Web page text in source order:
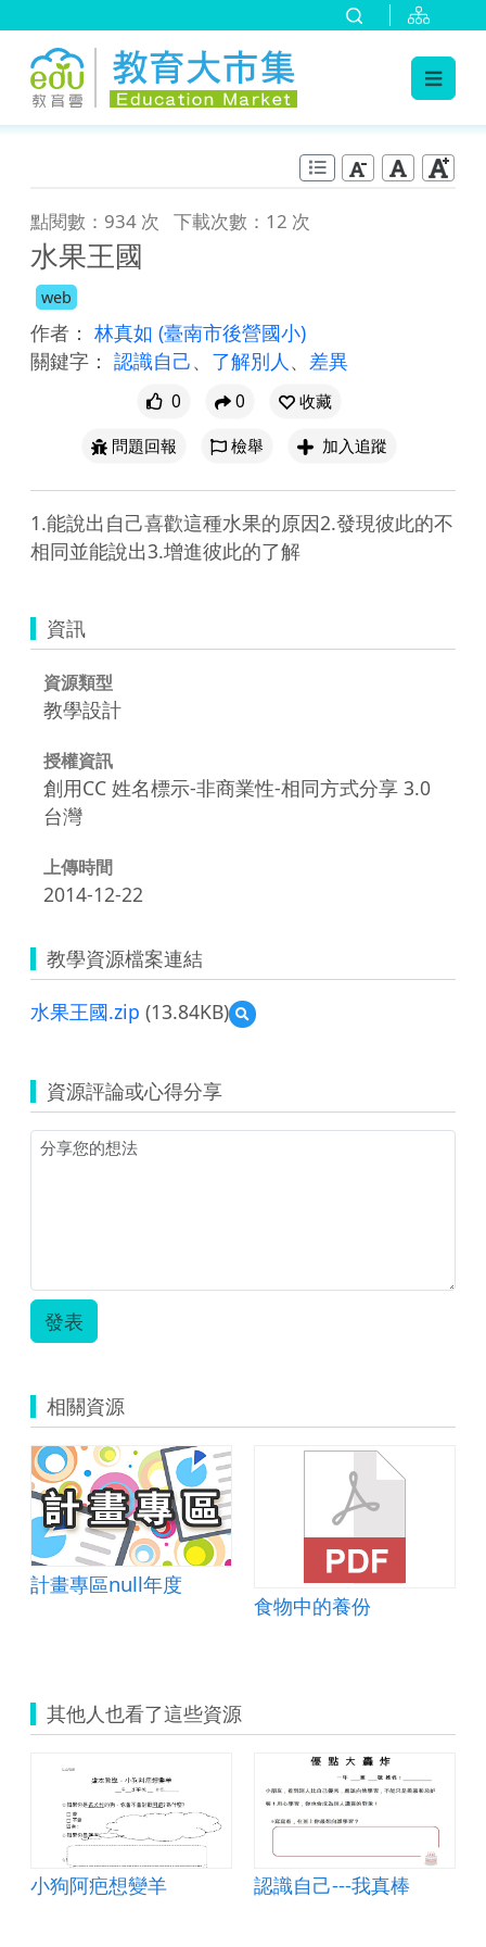
點閱數：934 次 下載次數：12 次
水果王國
web
作者： 林真如 (臺南市後營國小)
關鍵字： 認識自己、 了解別人 、 差異
0 0
收藏
問題回報
檢舉 加入追蹤
1.能說出自己喜歡這種水果的原因2.發現彼此的不
相同並能說出3.增進彼此的了解
資訊
資源類型
教學設計
授權資訊
創用CC 姓名標示-非商業性-相同方式分享 3.0
台灣
上傳時間
2014-12-22
教學資源檔案連結
水果王國.zip (13.84KB)
預
覽
國.zip
資源評論或心得分享
發表
相關資源
計畫專區null年度
食物中的養份
其他人也看了這些資源
小狗阿疤想變羊 認識自己---我真棒